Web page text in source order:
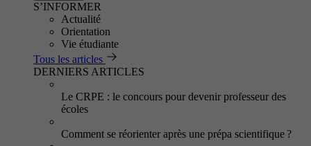
S’INFORMER
Actualité
Orientation
Vie étudiante
Tous les articles
DERNIERS ARTICLES
Le CRPE : le concours pour devenir professeur des
écoles
Comment se réorienter après une prépa scientifique ?